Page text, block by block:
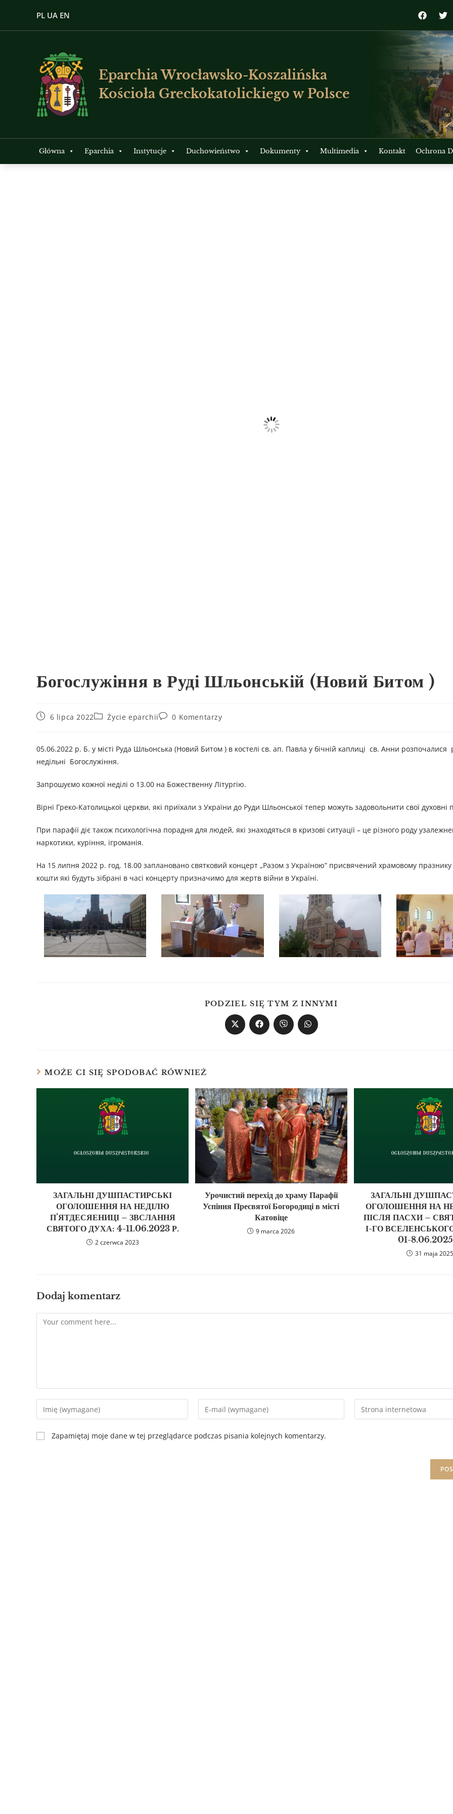
PL UA EN
Eparchia Wrocławsko-Koszalińska
Kościoła Greckokatolickiego w Polsce
Główna Eparchia Instytucje Duchowieństwo Dokumenty Multimedia Kontakt Ochrona
Богослужіння в Руді Шльонській (Новий Битом )
6 lipca 2022 Życie eparchii 0 Komentarzy
05.06.2022 р. Б. у місті Руда Шльонська (Новий Битом ) в костелі св. ап. Павла у бічній каплиці св. Анни розпочалися
недільні Богослужіння.
Запрошуємо кожної неділі о 13.00 на Божественну Літургію.
Вірні Греко-Католицької церкви, які приїхали з України до Руди Шльонської тепер можуть задовольнити свої духовні
При парафії діє також психологічна порадня для людей, які знаходяться в кризові ситуації – це різного роду
наркотики, куріння, ігроманія.
На 15 липня 2022 р. год. 18.00 заплановано святковий концерт „Разом з Україною” присвячений храмовому
кошти які будуть зібрані в часі концерту призначимо для жертв війни в Україні.
PODZIEL SIĘ TYM Z INNYMI
MOŻE CI SIĘ SPODOBAĆ RÓWNIEŻ
ЗАГАЛЬНІ ДУШПАСТИРСЬКІ
ОГОЛОШЕННЯ НА НЕДІЛЮ
П’ЯТДЕСЯЕНИЦІ – ЗВСЛАННЯ
СВЯТОГО ДУХА: 4-11.06.2023 Р.
2 czerwca 2023
Урочистий перехід до храму Парафії
Успіння Пресвятої Богородиці в місті
Катовіце
9 marca 2026
ЗАГАЛЬНІ
ОГОЛОШЕННЯ НА
ПІСЛЯ ПАСХИ –
І-ГО
01-
31 maja 2025
Dodaj komentarz
Zapamiętaj moje dane w tej przeglądarce podczas pisania kolejnych komentarzy.